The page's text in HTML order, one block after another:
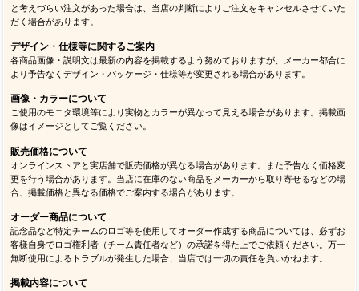
と考えづらい注文があった場合は、当店の判断によりご注文をキャンセルさせていた
だく場合があります。
デザイン・仕様等に関するご案内
各商品画像・説明文は最新の内容を掲載するよう努めておりますが、メーカー都合に
より予告なくデザイン・パッケージ・仕様等が変更される場合があります。
画像・カラーについて
ご使用のモニタ環境等により実物とカラーが異なって見える場合があります。掲載画
像はイメージとしてご覧ください。
販売価格について
オンラインストアと実店舗で販売価格が異なる場合があります。また予告なく価格変
更を行う場合があります。当店に在庫のない商品をメーカーから取り寄せるなどの場
合、掲載価格と異なる価格でご案内する場合があります。
オーダー商品について
記念品など特定チームのロゴ等を使用してオーダー作成する商品については、必ずお
客様自身でロゴ権利者（チーム責任者など）の承諾を得た上でご依頼ください。万一
無断使用によるトラブルが発生した場合、当店では一切の責任を負いかねます。
掲載内容について